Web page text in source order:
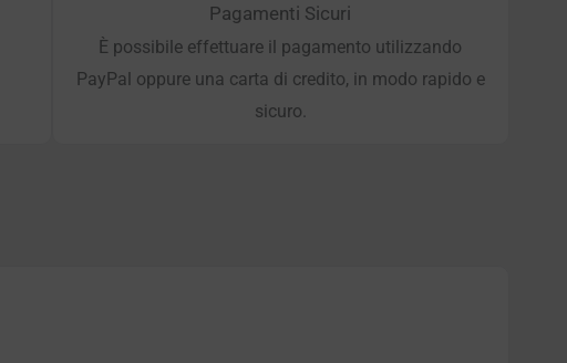
Pagamenti Sicuri
È possibile effettuare il pagamento utilizzando
PayPal oppure una carta di credito, in modo rapido e
sicuro.